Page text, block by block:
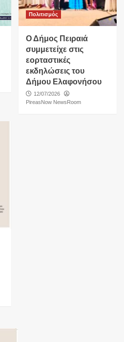
Πολιτισμός
Ο Δήμος Πειραιά
συμμετείχε στις
εορταστικές
εκδηλώσεις του
Δήμου Ελαφονήσου
12/07/2026
PireasNow NewsRoom